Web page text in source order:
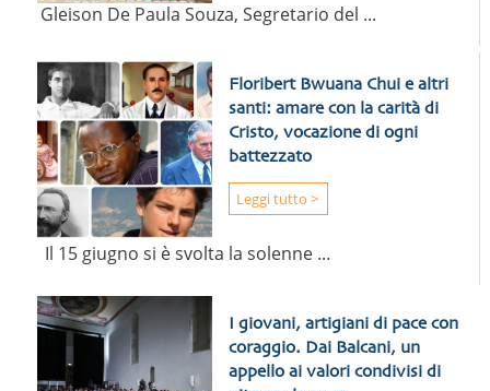
Gleison De Paula Souza, Segretario del ...
Floribert Bwuana Chui e altri
santi: amare con la carità di
Cristo, vocazione di ogni
battezzato
Il 15 giugno si è svolta la solenne ...
Leggi tutto >
I giovani, artigiani di pace con
coraggio. Dai Balcani, un
appello ai valori condivisi di